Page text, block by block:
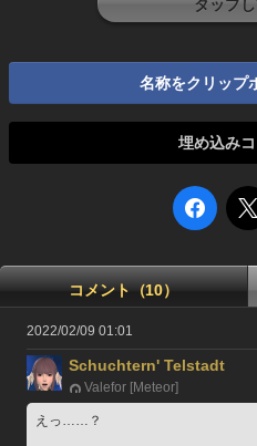
タップ
名称をクリップ
埋め込み
コメント（10）
2022/02/09 01:01
Schuchtern' Telstadt
Valefor [Meteor]
えっ……？